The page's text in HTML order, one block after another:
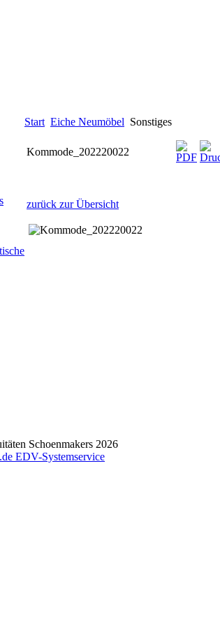
Start Eiche Neumöbel Sonstiges
Kommode_202220022
zurück zur Übersicht
Schoenmakers 2026
EDV-Systemservice